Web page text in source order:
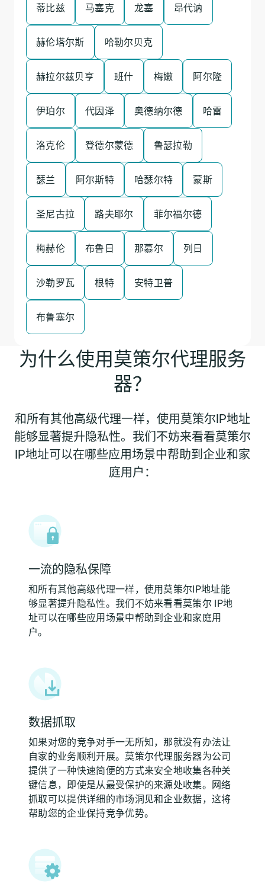
蒂比兹 马塞克 龙塞 昂代讷
赫伦塔尔斯 哈勒尔贝克
赫拉尔兹贝亨 班什 梅嫩 阿尔隆
伊珀尔 代因泽 奥德纳尔德 哈雷
洛克伦 登德尔蒙德 鲁瑟拉勒
瑟兰 阿尔斯特 哈瑟尔特 蒙斯
圣尼古拉 路夫耶尔 菲尔福尔德
梅赫伦 布鲁日 那慕尔 列日
沙勒罗瓦 根特 安特卫普
布鲁塞尔
为什么使用莫策尔代理服务
器？
和所有其他高级代理一样，使用莫策尔IP地址
能够显著提升隐私性。我们不妨来看看莫策尔
IP地址可以在哪些应用场景中帮助到企业和家
庭用户：
一流的隐私保障
和所有其他高级代理一样，使用莫策尔IP地址能
够显著提升隐私性。我们不妨来看看莫策尔 IP地
址可以在哪些应用场景中帮助到企业和家庭用
户。
数据抓取
如果对您的竞争对手一无所知，那就没有办法让
自家的业务顺利开展。莫策尔代理服务器为公司
提供了一种快速简便的方式来安全地收集各种关
键信息，即使是从最受保护的来源处收集。网络
抓取可以提供详细的市场洞见和企业数据，这将
帮助您的企业保持竞争优势。